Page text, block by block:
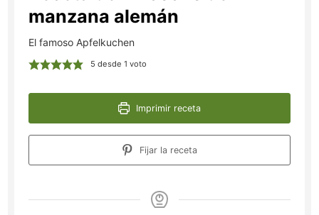
manzana alemán
El famoso Apfelkuchen
5 desde 1 voto
Imprimir receta
Fijar la receta